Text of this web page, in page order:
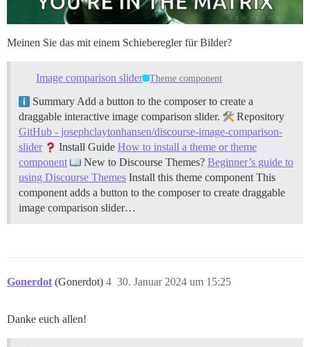
Meinen Sie das mit einem Schieberegler für Bilder?
Image comparison slider Theme component
Summary Add a button to the composer to create a
draggable interactive image comparison slider.
Repository
GitHub - josephclaytonhansen/discourse-image-comparison-
slider
Install Guide How to install a theme or theme
component
New to Discourse Themes? Beginner’s guide to
using Discourse Themes Install this theme component This
component adds a button to the composer to create draggable
image comparison slider…
Gonerdot (Gonerdot) 30. Januar 2024 um 15:25
4
Danke euch allen!